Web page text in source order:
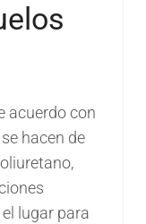
acuerdo con
hacen de
lugar para